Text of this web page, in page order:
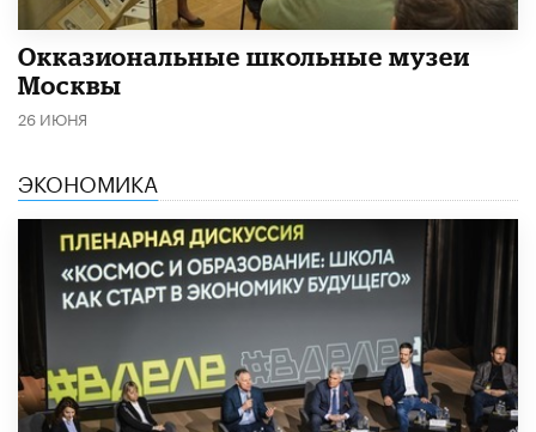
​Окказиональные школьные музеи
Москвы
26 ИЮНЯ
ЭКОНОМИКА